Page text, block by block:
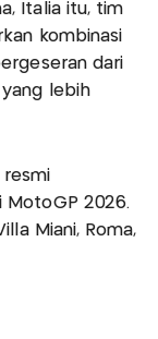
Italia itu, tim
kombinasi
dari
lebih
resmi
MotoGP 2026.
Miani, Roma,